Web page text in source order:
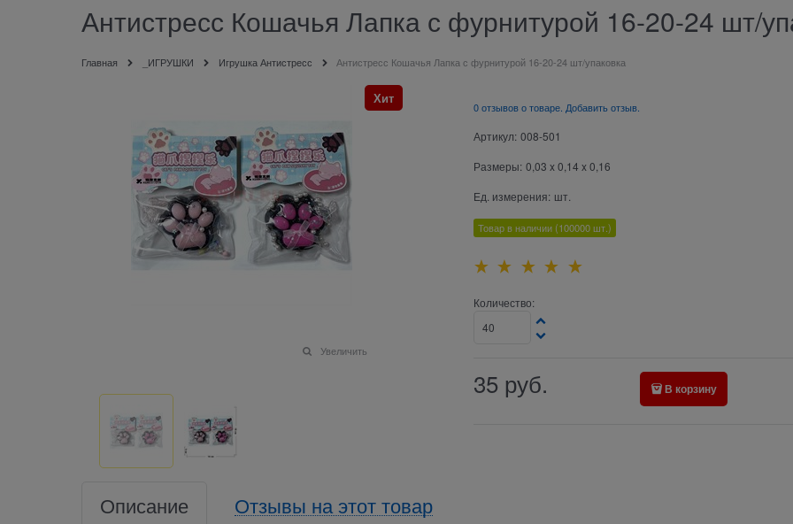
Антистресс Кошачья Лапка с фурнитурой 16-20-24 шт/
Главная _ИГРУШКИ Игрушка Антистресс Антистресс Кошачья Лапка с фурнитурой 16-20-24 шт/упаковка
Хит
Увеличить
0 отзывов о товаре. Добавить отзыв.
Артикул: 008-501
Размеры: 0,03 x 0,14 x 0,16
Ед. измерения: шт.
Товар в наличии (100000 шт.)
Количество:
35 руб. В корзину
Описание Отзывы на этот товар